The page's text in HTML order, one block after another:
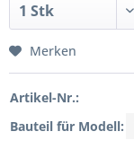
Merken
Artikel-Nr.:
Bauteil für Modell: